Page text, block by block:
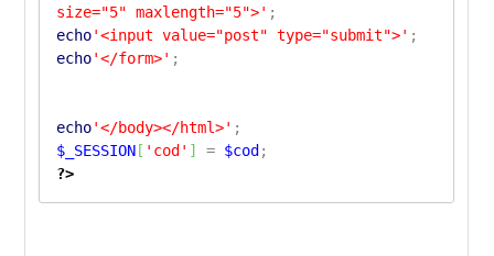
size="5" maxlength="5">' ;
echo'<input value="post" type="submit">' ;
echo'</form>' ;
echo'</body></html>' ;
$_SESSION[ 'cod' ] = $cod ;
?>